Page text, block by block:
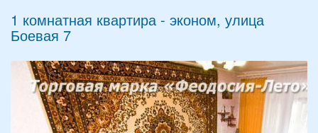
1 комнатная квартира - эконом, улица
Боевая 7